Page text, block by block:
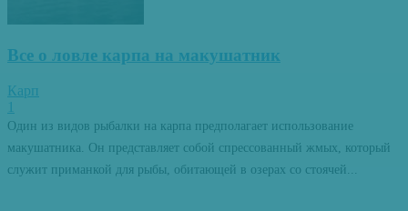
Все о ловле карпа на макушатник
Карп
1
Один из видов рыбалки на карпа предполагает использование
макушатника. Он представляет собой спрессованный жмых, который
служит приманкой для рыбы, обитающей в озерах со стоячей...